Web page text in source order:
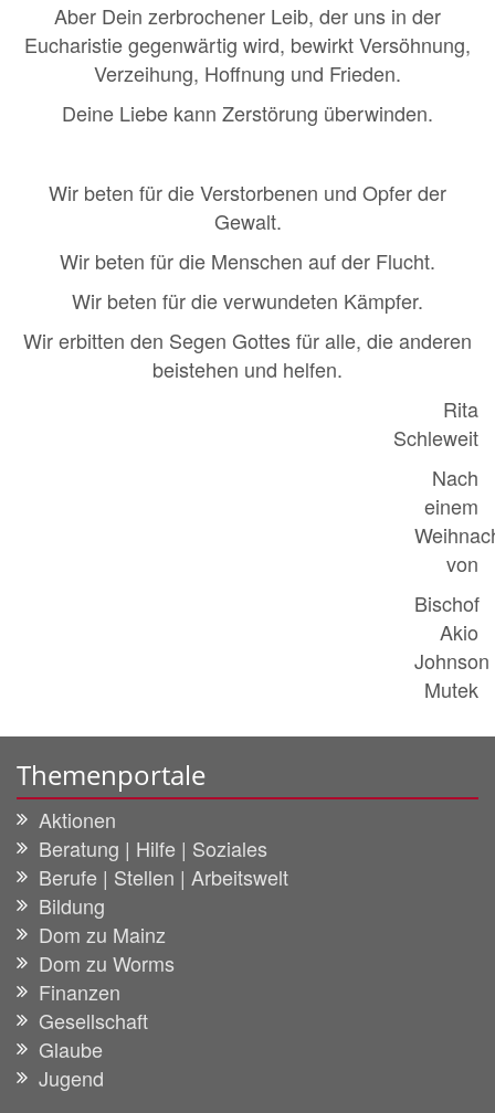
Aber Dein zerbrochener Leib, der uns in der
Eucharistie gegenwärtig wird, bewirkt Versöhnung,
Verzeihung, Hoffnung und Frieden.
Deine Liebe kann Zerstörung überwinden.
Wir beten für die Verstorbenen und Opfer der
Gewalt.
Wir beten für die Menschen auf der Flucht.
Wir beten für die verwundeten Kämpfer.
Wir erbitten den Segen Gottes für alle, die anderen
beistehen und helfen.
Rita
Schleweit
Nach
einem
von
Bischof
Akio
Johnson
Mutek
Themenportale
Aktionen
Beratung | Hilfe | Soziales
Berufe | Stellen | Arbeitswelt
Bildung
Dom zu Mainz
Dom zu Worms
Finanzen
Gesellschaft
Glaube
Jugend